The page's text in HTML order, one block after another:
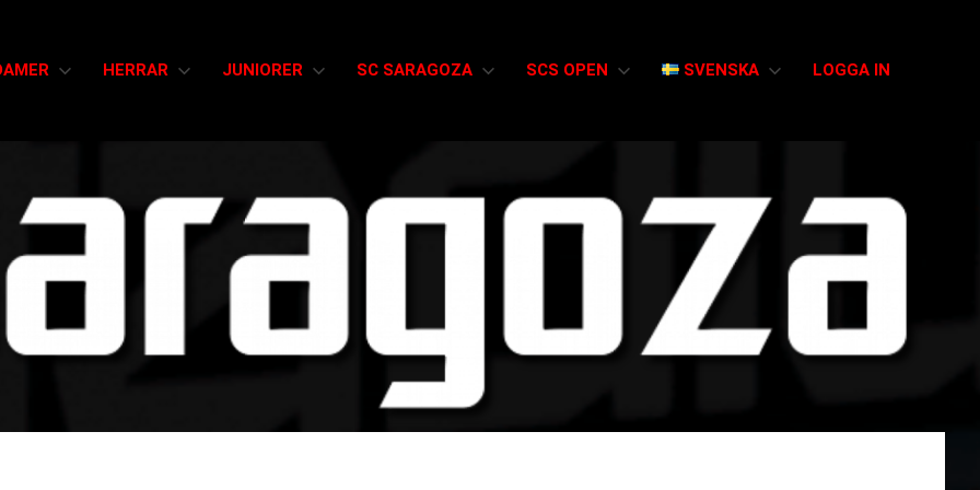
HERRAR JUNIORER SC SARAGOZA SCS OPEN SVENSKA LOGGA IN